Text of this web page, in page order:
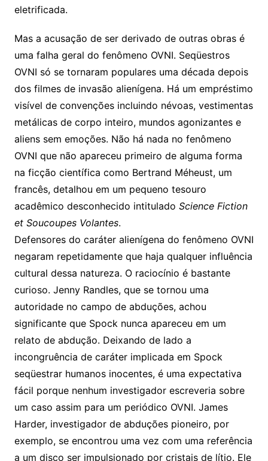
eletrificada.
Mas a acusação de ser derivado de outras obras é
uma falha geral do fenômeno OVNI. Seqüestros
OVNI só se tornaram populares uma década depois
dos filmes de invasão alienígena. Há um empréstimo
visível de convenções incluindo névoas, vestimentas
metálicas de corpo inteiro, mundos agonizantes e
aliens sem emoções. Não há nada no fenômeno
OVNI que não apareceu primeiro de alguma forma
na ficção científica como Bertrand Méheust, um
francês, detalhou em um pequeno tesouro
acadêmico desconhecido intitulado Science Fiction
et Soucoupes Volantes.
Defensores do caráter alienígena do fenômeno OVNI
negaram repetidamente que haja qualquer influência
cultural dessa natureza. O raciocínio é bastante
curioso. Jenny Randles, que se tornou uma
autoridade no campo de abduções, achou
significante que Spock nunca apareceu em um
relato de abdução. Deixando de lado a
incongruência de caráter implicada em Spock
seqüestrar humanos inocentes, é uma expectativa
fácil porque nenhum investigador escreveria sobre
um caso assim para um periódico OVNI. James
Harder, investigador de abduções pioneiro, por
exemplo, se encontrou uma vez com uma referência
a um disco ser impulsionado por cristais de lítio. Ele